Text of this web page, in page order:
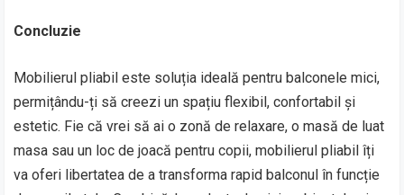
Concluzie
Mobilierul pliabil este soluția ideală pentru balconele mici,
permițându-ți să creezi un spațiu flexibil, confortabil și
estetic. Fie că vrei să ai o zonă de relaxare, o masă de luat
masa sau un loc de joacă pentru copii, mobilierul pliabil îți
va oferi libertatea de a transforma rapid balconul în funcție